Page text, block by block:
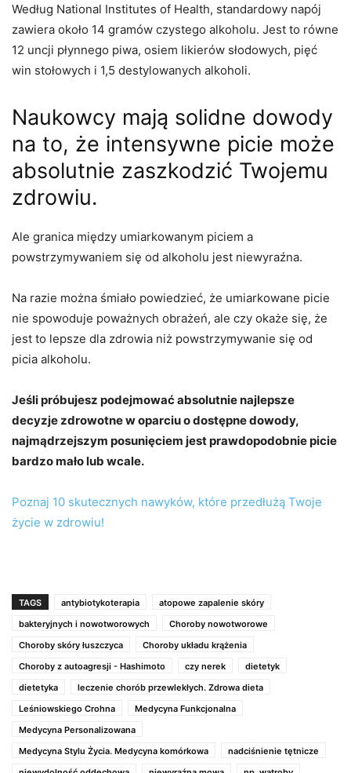
Według National Institutes of Health, standardowy napój
zawiera około 14 gramów czystego alkoholu. Jest to równe
12 uncji płynnego piwa, osiem likierów słodowych, pięć
win stołowych i 1,5 destylowanych alkoholi.
Naukowcy mają solidne dowody
na to, że intensywne picie może
absolutnie zaszkodzić Twojemu
zdrowiu.
Ale granica między umiarkowanym piciem a
powstrzymywaniem się od alkoholu jest niewyraźna.
Na razie można śmiało powiedzieć, że umiarkowane picie
nie spowoduje poważnych obrażeń, ale czy okaże się, że
jest to lepsze dla zdrowia niż powstrzymywanie się od
picia alkoholu.
Jeśli próbujesz podejmować absolutnie najlepsze
decyzje zdrowotne w oparciu o dostępne dowody,
najmądrzejszym posunięciem jest prawdopodobnie picie
bardzo mało lub wcale.
Poznaj 10 skutecznych nawyków, które przedłużą Twoje
życie w zdrowiu!
TAGS antybiotykoterapia
atopowe zapalenie skóry
bakteryjnych i nowotworowych
Choroby nowotworowe
Choroby skóry łuszczyca
Choroby układu krążenia
Choroby z autoagresji - Hashimoto
czy nerek
dietetyk
dietetyka
leczenie chorób przewlekłych. Zdrowa dieta
Leśniowskiego Crohna
Medycyna Funkcjonalna
Medycyna Personalizowana
Medycyna Stylu Życia. Medycyna komórkowa
nadciśnienie tętnicze